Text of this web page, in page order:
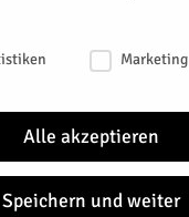
Co“
Marketing
Alle akzeptieren
Speichern und weiter